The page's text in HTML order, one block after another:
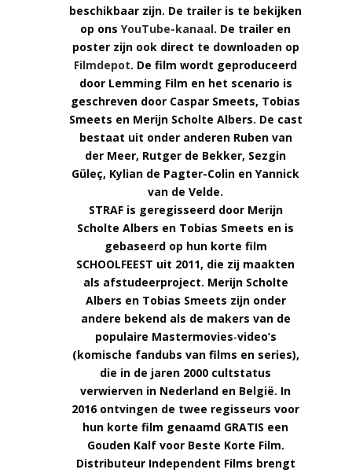
beschikbaar zijn. De trailer is te bekijken
op ons YouTube-kanaal. De trailer en
poster zijn ook direct te downloaden op
Filmdepot. De film wordt geproduceerd
door Lemming Film en het scenario is
geschreven door Caspar Smeets, Tobias
Smeets en Merijn Scholte Albers. De cast
bestaat uit onder anderen Ruben van
der Meer, Rutger de Bekker, Sezgin
Güleç, Kylian de Pagter-Colin en Yannick
van de Velde.
STRAF is geregisseerd door Merijn
Scholte Albers en Tobias Smeets en is
gebaseerd op hun korte film
SCHOOLFEEST uit 2011, die zij maakten
als afstudeerproject. Merijn Scholte
Albers en Tobias Smeets zijn onder
andere bekend als de makers van de
populaire Mastermovies‑video’s
(komische fandubs van films en series),
die in de jaren 2000 cultstatus
verwierven in Nederland en België. In
2016 ontvingen de twee regisseurs voor
hun korte film genaamd GRATIS een
Gouden Kalf voor Beste Korte Film.
Distributeur Independent Films brengt